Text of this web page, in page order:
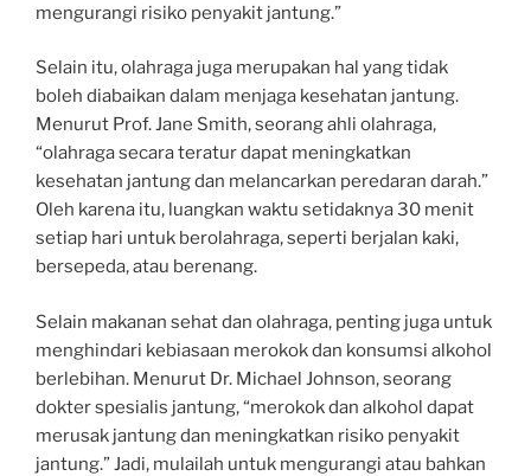
mengurangi risiko penyakit jantung.”
Selain itu, olahraga juga merupakan hal yang tidak
boleh diabaikan dalam menjaga kesehatan jantung.
Menurut Prof. Jane Smith, seorang ahli olahraga,
“olahraga secara teratur dapat meningkatkan
kesehatan jantung dan melancarkan peredaran darah.”
Oleh karena itu, luangkan waktu setidaknya 30 menit
setiap hari untuk berolahraga, seperti berjalan kaki,
bersepeda, atau berenang.
Selain makanan sehat dan olahraga, penting juga untuk
menghindari kebiasaan merokok dan konsumsi alkohol
berlebihan. Menurut Dr. Michael Johnson, seorang
dokter spesialis jantung, “merokok dan alkohol dapat
merusak jantung dan meningkatkan risiko penyakit
jantung.” Jadi, mulailah untuk mengurangi atau bahkan